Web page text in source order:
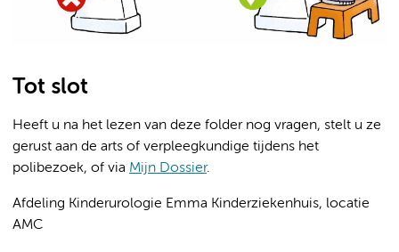
Tot slot
Heeft u na het lezen van deze folder nog vragen, stelt u ze
gerust aan de arts of verpleegkundige tijdens het
polibezoek, of via Mijn Dossier.
Afdeling Kinderurologie Emma Kinderziekenhuis, locatie
AMC